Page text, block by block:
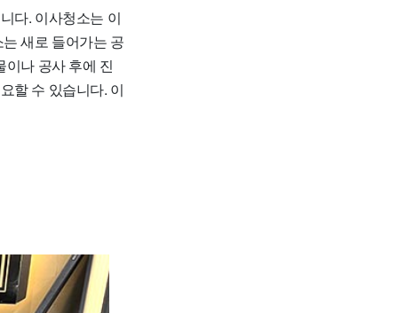
다. 이사청소는 이
새로 들어가는 공
나 공사 후에 진
할 수 있습니다. 이